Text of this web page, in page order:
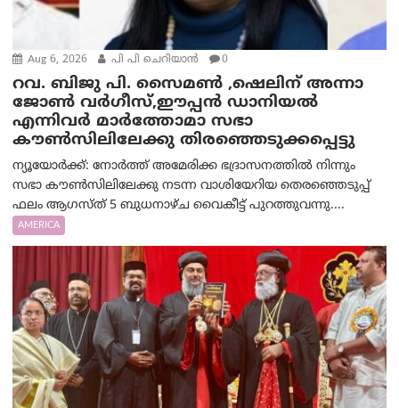
Aug 6, 2026 പി പി ചെറിയാൻ 0
റവ. ബിജു പി. സൈമൺ ,ഷെലിന് അന്നാ
ജോൺ വർഗീസ്,ഈപ്പൻ ഡാനിയൽ
എന്നിവർ മാർത്തോമാ സഭാ
കൗൺസിലിലേക്കു തിരഞ്ഞെടുക്കപ്പെട്ടു
ന്യൂയോർക്ക്: നോർത്ത് അമേരിക്ക ഭദ്രാസനത്തിൽ നിന്നും
സഭാ കൗൺസിലിലേക്കു നടന്ന വാശിയേറിയ തെരഞ്ഞെടുപ്പ്
ഫലം ആഗസ്ത് 5 ബുധനാഴ്ച വൈകീട്ട് പുറത്തുവന്നു....
AMERICA